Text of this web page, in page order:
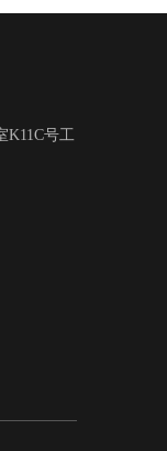
K11C号工